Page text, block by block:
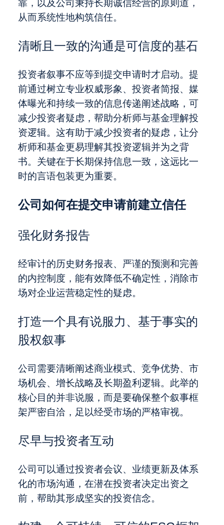
靠，以及公司秉持长期诚信经营的原则道，
从而系统性地构筑信任。
清晰且一致的沟通是可信度的基石
投资者叙事不应等到提交申请时才启动。提
前通过树立专业权威形象 、投资者简报、媒
体曝光和持续一致的信息传递阐述战略，可
减少投资者疑虑，帮助分析师与基金理解投
资逻辑。这有助于减少投资者的疑虑，让分
析师和基金更易理解其投资逻辑并为之背
书。关键在于长期保持信息一致，这远比一
时的言语包装更为重要。
公司如何在提交申请前建立信任
强化财务报告
经审计的历史财务报表、严谨的预测和完善
的内控制度，能有效降低不确定性，消除市
场对企业运营稳定性的疑虑。
打造一个具有说服力、基于事实的
股权叙事
公司需要清晰阐述商业模式、竞争优势、市
场机会、增长战略及长期盈利逻辑。此举的
核心目的并非说服，而是要确保整个叙事框
架严密自洽，足以经受市场的严格审视。
尽早与投资者互动
公司可以通过投资者会议、业绩更新及体系
化的市场沟通，在潜在投资者决定出资之
前，帮助其形成坚实的投资信念。